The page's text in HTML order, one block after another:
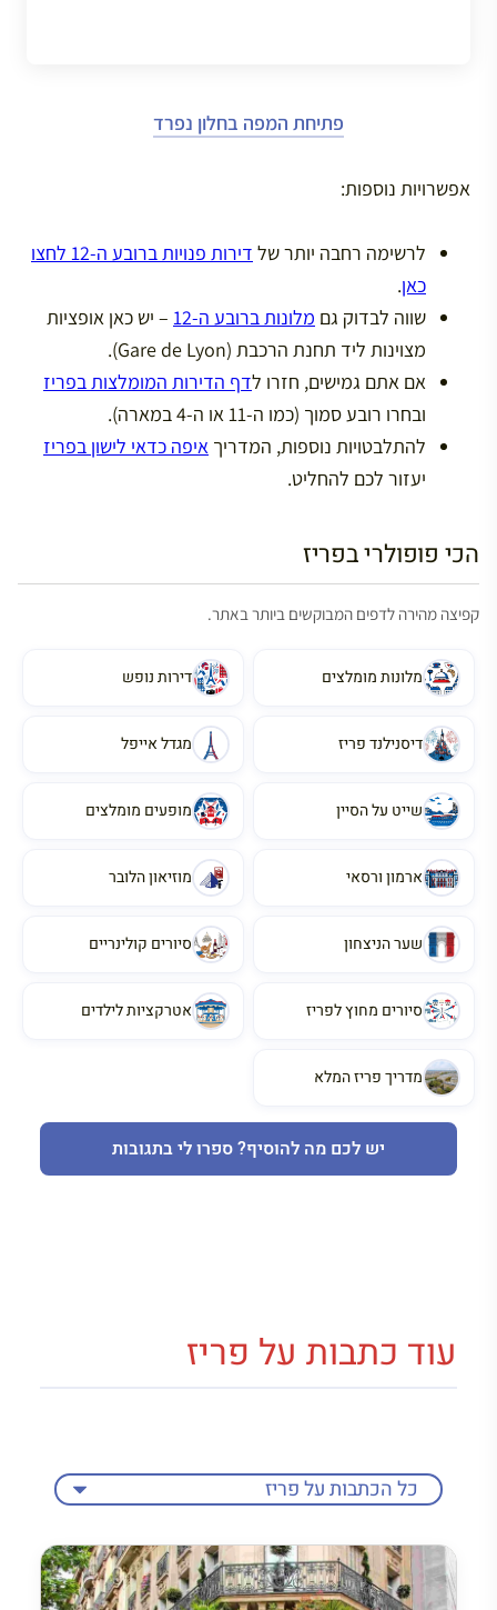
פתיחת המפה בחלון נפרד
אפשרויות נוספות:
לרשימה רחבה יותר של
דירות פנויות ברובע ה-12 לחצו
כאן.
שווה לבדוק גם מלונות ברובע ה-12
– יש כאן אופציות
מצוינות ליד תחנת הרכבת (Gare de Lyon).
אם אתם גמישים, חזרו לדף הדירות המומלצות בפריז
ובחרו רובע סמוך (כמו ה-11 או ה-4 במארה).
להתלבטויות נוספות, המדריך איפה כדאי לישון בפריז
יעזור לכם להחליט.
הכי פופולרי בפריז
קפיצה מהירה לדפים המבוקשים ביותר באתר.
מלונות מומלצים דירות נופש
דיסנילנד פריז מגדל אייפל
שייט על הסיין מופעים מומלצים
ארמון ורסאי מוזיאון הלובר
שער הניצחון סיורים קולינריים
סיורים מחוץ לפריז אטרקציות לילדים
מדריך פריז המלא
יש לכם מה להוסיף? ספרו לי בתגובות
עוד כתבות על פריז